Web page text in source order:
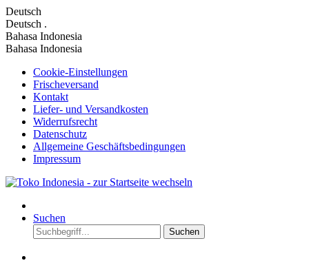
Deutsch
Deutsch .
Bahasa Indonesia
Bahasa Indonesia
Cookie-Einstellungen
Frischeversand
Kontakt
Liefer- und Versandkosten
Widerrufsrecht
Datenschutz
Allgemeine Geschäftsbedingungen
Impressum
Suchen
Suchen